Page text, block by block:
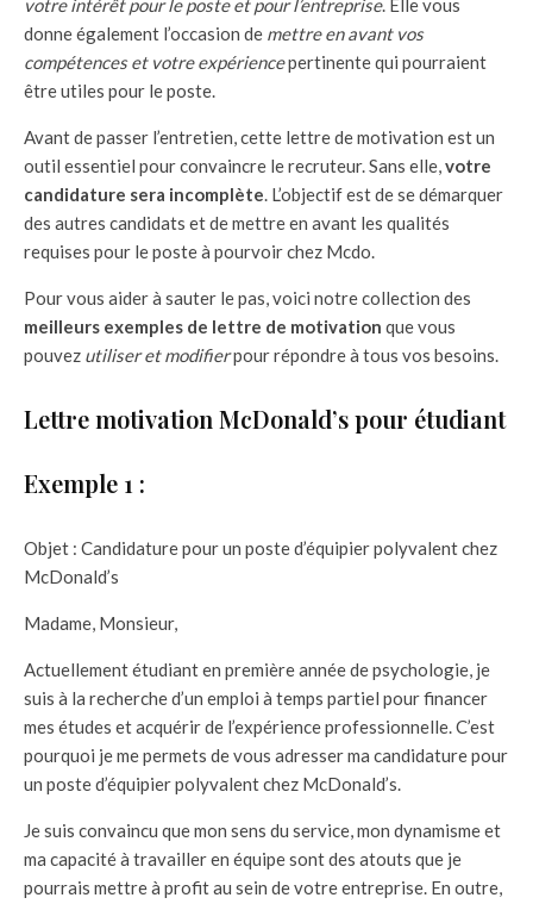
donne également l’occasion de mettre en avant vos
compétences et votre expériencepertinente qui pourraient
être utiles pour le poste.
Avant de passer l’entretien, cette lettre de motivation est un
outil essentiel pour convaincre le recruteur. Sans elle, votre
candidature sera incomplète . L’objectif est de se démarquer
des autres candidats et de mettre en avant les qualités
requises pour le poste à pourvoir chez Mcdo.
Pour vous aider à sauter le pas, voici notre collection des
meilleurs exemples de lettre de motivation que vous
pouvez utiliser et modifierpour répondre à tous vos besoins.
Lettre motivation McDonald’s pour étudiant
Exemple 1 :
Objet : Candidature pour un poste d’équipier polyvalent chez
McDonald’s
Madame, Monsieur,
Actuellement étudiant en première année de psychologie, je
suis à la recherche d’un emploi à temps partiel pour financer
mes études et acquérir de l’expérience professionnelle. C’est
pourquoi je me permets de vous adresser ma candidature pour
un poste d’équipier polyvalent chez McDonald’s.
Je suis convaincu que mon sens du service, mon dynamisme et
ma capacité à travailler en équipe sont des atouts que je
pourrais mettre à profit au sein de votre entreprise. En outre,